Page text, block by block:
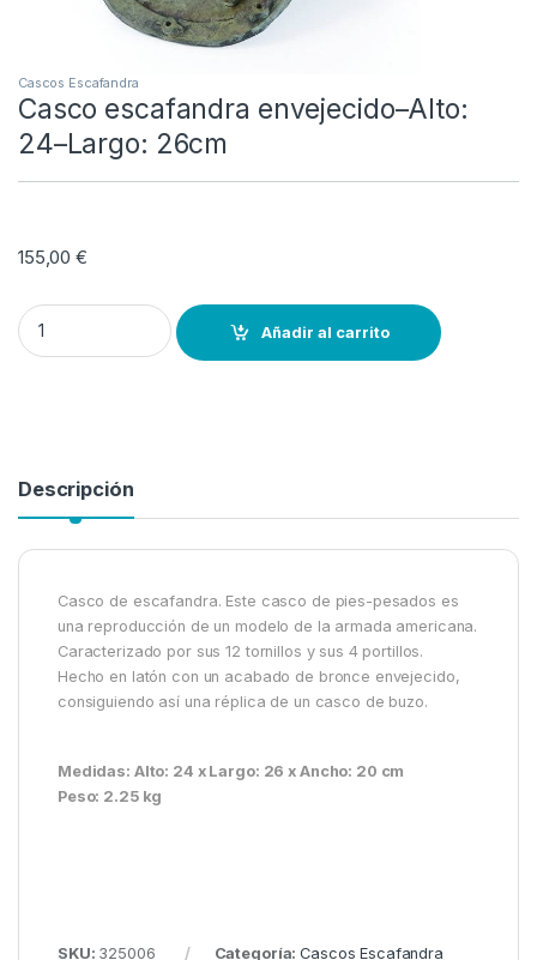
Cascos Escafandra
Casco escafandra envejecido–Alto:
24–Largo: 26cm
155,00€
Casco escafandra envejecido--Alto: 24--Largo: 26cm quantity
Añadir al carrito
Descripción
Casco de escafandra. Este casco de pies-pesados es
una reproducción de un modelo de la armada americana.
Caracterizado por sus 12 tornillos y sus 4 portillos.
Hecho en latón con un acabado de bronce envejecido,
consiguiendo así una réplica de un casco de buzo.
Medidas: Alto: 24 x Largo: 26 x Ancho: 20 cm
Peso: 2.25 kg
SKU: 325006 Categoría:Cascos Escafandra